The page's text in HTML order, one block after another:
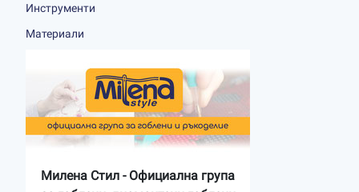
Инструменти
Материали
Милена Стил - Официална група